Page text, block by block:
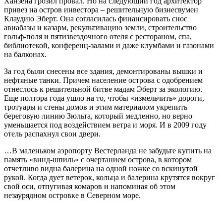
привез на остров инвестора – решительную бизнесвумен
Клаудию Эберт. Она согласилась финансировать снос
авиабазы и казарм, рекультивацию земли, строительство
гольф-поля и пятизвездочного отеля с рестораном, спа,
библиотекой, конференц-залами и даже клумбами и газонами
на балконах.
За год были снесены все здания, демонтированы вышки и
нефтяные танки. Причем население острова с одобрением
отнеслось к решительной битве мадам Эберт за экологию.
Еще полтора года ушло на то, чтобы «измельчить» дороги,
тротуары и стены домов и этим материалом укрепить
береговую линию Зюльта, который медленно, но верно
уменьшается под воздействием ветра и моря. И в 2009 году
отель распахнул свои двери.
…В маленьком аэропорту Вестерланда не забудьте купить на
память «винд-шпиль» с очертанием острова, в котором
отчетливо видна балерина на одной ножке со вскинутой
рукой. Когда дует ветерок, кольца и балерина крутятся вокруг
свой оси, отпугивая комаров и напоминая об этом
незаурядном островке в Северном море.